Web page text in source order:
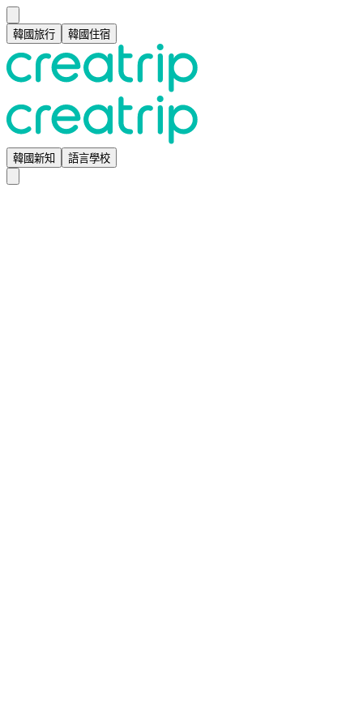
韓國旅行 韓國住宿
韓國新知 語言學校